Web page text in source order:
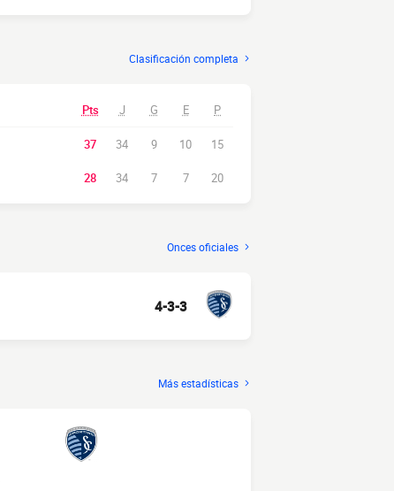
Clasificación completa
Pts J G E P
37 34 9 10 15
28 34 7 7 20
Onces oficiales
4-3-3
Más estadísticas